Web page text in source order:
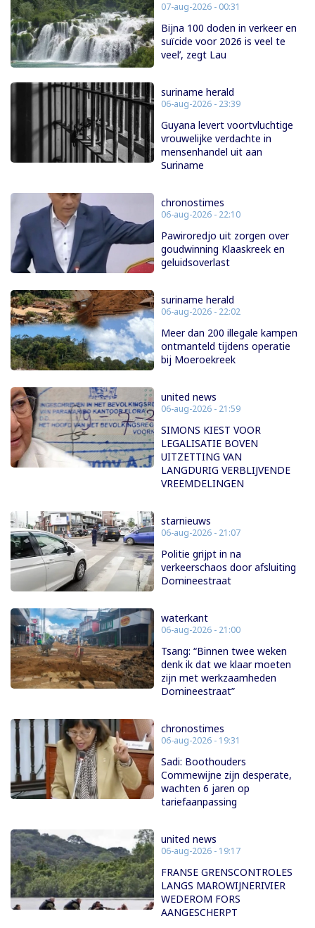
07-aug-2026 - 00:31
Bijna 100 doden in verkeer en
suïcide voor 2026 is veel te
veel’, zegt Lau
suriname herald
06-aug-2026 - 23:39
Guyana levert voortvluchtige
vrouwelijke verdachte in
mensenhandel uit aan
Suriname
chronostimes
06-aug-2026 - 22:10
Pawiroredjo uit zorgen over
goudwinning Klaaskreek en
geluidsoverlast
suriname herald
06-aug-2026 - 22:02
Meer dan 200 illegale kampen
ontmanteld tijdens operatie
bij Moeroekreek
united news
06-aug-2026 - 21:59
SIMONS KIEST VOOR
LEGALISATIE BOVEN
UITZETTING VAN
LANGDURIG VERBLIJVENDE
VREEMDELINGEN
starnieuws
06-aug-2026 - 21:07
Politie grijpt in na
verkeerschaos door afsluiting
Domineestraat
waterkant
06-aug-2026 - 21:00
Tsang: “Binnen twee weken
denk ik dat we klaar moeten
zijn met werkzaamheden
Domineestraat”
chronostimes
06-aug-2026 - 19:31
Sadi: Boothouders
Commewijne zijn desperate,
wachten 6 jaren op
tariefaanpassing
united news
06-aug-2026 - 19:17
FRANSE GRENSCONTROLES
LANGS MAROWIJNERIVIER
WEDEROM FORS
AANGESCHERPT